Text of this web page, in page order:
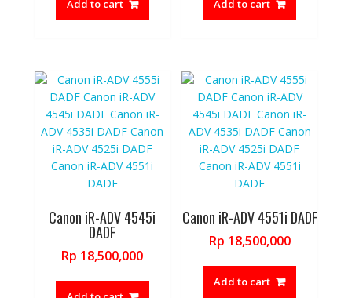
Add to cart Add to cart
Canon iR-ADV 4545i
DADF
Rp 18,500,000
Canon iR-ADV 4551i DADF
Rp 18,500,000
Add to cart